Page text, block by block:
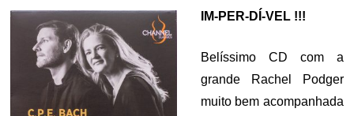
IM-PER-DÍ-VEL !!!
Belíssimo CD com a
grande Rachel Podger
muito bem acompanhada